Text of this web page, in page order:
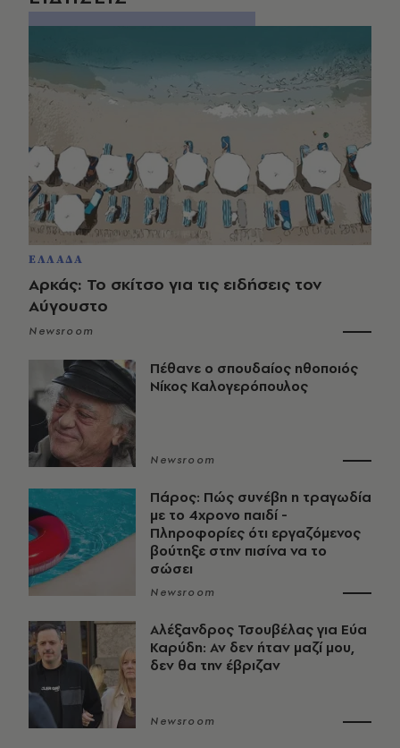
ΕΛΛΑΔΑ
Αρκάς: Το σκίτσο για τις ειδήσεις τον
Αύγουστο
Newsroom
Πέθανε ο σπουδαίος ηθοποιός
Νίκος Καλογερόπουλος
Newsroom
Πάρος: Πώς συνέβη η τραγωδία
με το 4χρονο παιδί -
Πληροφορίες ότι εργαζόμενος
βούτηξε στην πισίνα να το
σώσει
Newsroom
Αλέξανδρος Τσουβέλας για Εύα
Καρύδη: Αν δεν ήταν μαζί μου,
δεν θα την έβριζαν
Newsroom